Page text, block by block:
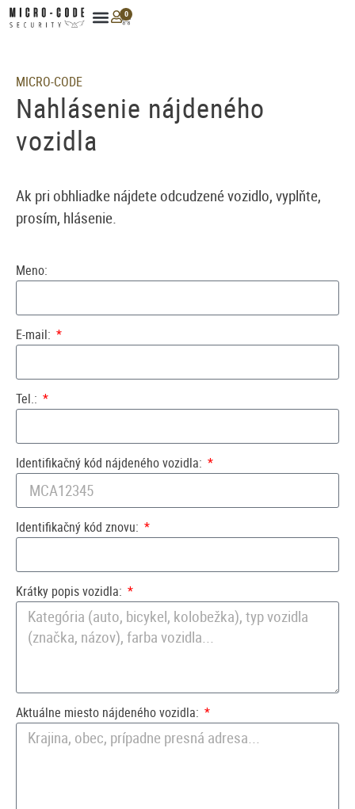
0
MICRO-CODE
Nahlásenie nájdeného
vozidla
Ak pri obhliadke nájdete odcudzené vozidlo, vyplňte,
prosím, hlásenie.
Meno:
E-mail:
Tel.:
Identifikačný kód nájdeného vozidla:
Identifikačný kód znovu:
Krátky popis vozidla:
Aktuálne miesto nájdeného vozidla: